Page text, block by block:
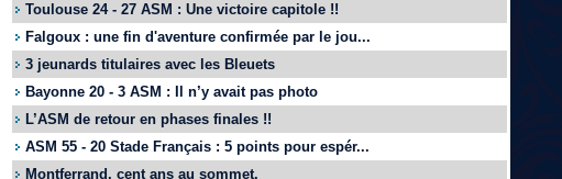
Toulouse 24 - 27 ASM : Une victoire capitole !!
Falgoux : une fin d'aventure confirmée par le jou...
3 jeunards titulaires avec les Bleuets
Bayonne 20 - 3 ASM : Il n’y avait pas photo
L’ASM de retour en phases finales !!
ASM 55 - 20 Stade Français : 5 points pour espér...
Montferrand, cent ans au sommet.